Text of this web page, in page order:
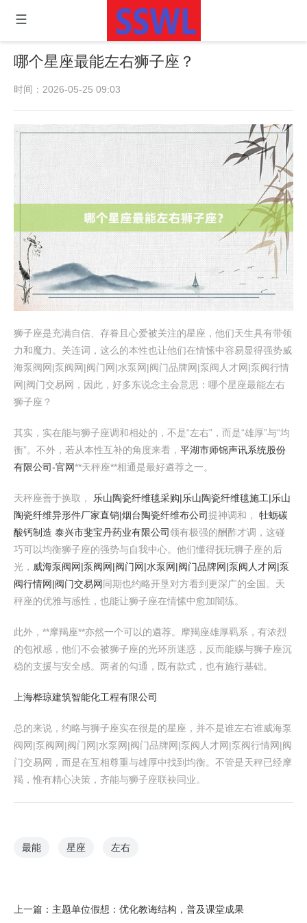
哪个星座最能左右狮子座？
时间：2026-05-25 09:03
狮子座是充满自信、存眷且心爱被关注的星座，他们天生具有带领
力和魔力。关连词，这么的本性也让他们在情愫中容易显得强势威
海泵阀网|泵阀网|阀门网|水泵网|阀门品牌网|泵阀人才网|泵阀行情
网|阀门交易网，因此，好多东说念主会意思：哪个星座最能左右
狮子座？
其实，实在能与狮子座调和相处的，不是“左右”，而是“雄厚”与“均
衡”。不外，若从本性互补的角度来看， 平湖市师锦声讯系统股份
有限公司-官网**天秤座**相通是最好遴荐之一。
天秤座善于换取，
乐山陶瓷纤维毯采购|乐山陶瓷纤维毯施工|乐山
陶瓷纤维异形件厂家直销|烟台陶瓷纤维布公司提神调和， 牡蛎碳
酸钙制造 泰兴市斐宝丹药业有限公司领有极强的酬酢才调，这碰
巧可以均衡狮子座的强势与自我中心。他们懂得抚玩狮子座的后
光， 威海泵阀网|泵阀网|阀门网|水泵网|阀门品牌网|泵阀人才网|泵
阀行情网|阀门交易网 同期也约略开垦对方看到更深广的全国。天
秤座的优雅与感性，也能让狮子座在情愫中愈加闇练。
此外，**摩羯座**亦然一个可以的遴荐。摩羯座雄厚羁系，有浓烈
的包袱感，他们不会被狮子座的光环所迷惑，反而能赐与狮子座沉
稳的支援与安全感。两者的勾通，既有款式，也有施行基础。
上海桦琼建筑智能化工程有限公司
总的来说，约略与狮子座实在很是的星座，并不是谁左右谁威海泵
阀网|泵阀网|阀门网|水泵网|阀门品牌网|泵阀人才网|泵阀行情网|阀
门交易网，而是在互相尊重与雄厚中找到均衡。不管是天秤已经摩
羯，惟有精心决策，齐能与狮子座联袂同业。
最能 星座 左右
上一篇： 主题单位假想：优化教诲结构，普及课堂成果